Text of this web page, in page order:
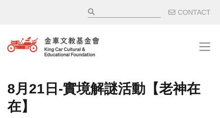
輔助選
CONTACT
8月21日-實境解謎活動【老神在
在】